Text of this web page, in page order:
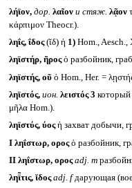
λήϊον, дор. λαῖον и стяж. λᾷον
κάρπιμον Theocr.).
ληΐς, ΐδος(ῐδ) ἡ 1)Hom., Aesch.,
ληϊστήρ, ῆροςὁ разбойник,
ληϊστής, οῦὁ Hom., Her. =
ληϊστός, ион. λειστός 3 который
μῆλα Hom.).
ληϊστύς, ύοςἡ захват добычи,
I ληΐστωρ, οροςὁ разбойник,
II ληΐστωρ, οροςadj. m
ληῗτις, ῐδοςadj. fдарующая